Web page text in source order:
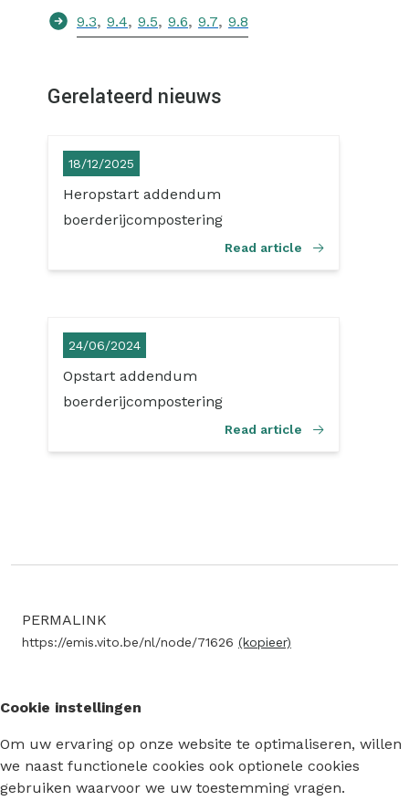
9.3, 9.4, 9.5, 9.6, 9.7, 9.8
Gerelateerd nieuws
18/12/2025
Heropstart addendum
boerderijcompostering
Read article
24/06/2024
Opstart addendum
boerderijcompostering
Read article
PERMALINK
https://emis.vito.be/nl/node/71626 (kopieer)
Cookie instellingen
Om uw ervaring op onze website te optimaliseren, willen
we naast functionele cookies ook optionele cookies
gebruiken waarvoor we uw toestemming vragen.